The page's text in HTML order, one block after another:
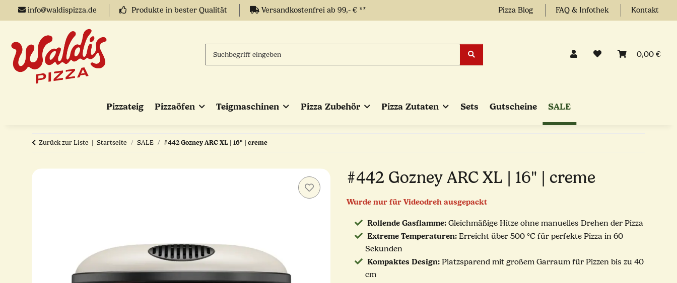
info@waldispizza.de Produkte in bester Qualität Versandkostenfrei ab 99,- € ** Pizza Blog FAQ & Infothek Kontakt
0,00 €
Pizzateig Pizzaöfen Teigmaschinen Pizza Zubehör Pizza Zutaten Sets Gutscheine SALE
Zurück zur Liste Startseite SALE #442 Gozney ARC XL | 16" | creme
#442 Gozney ARC XL | 16" | creme
Wurde nur für Videodreh ausgepackt
Rollende Gasflamme:Gleichmäßige Hitze ohne manuelles Drehen der Pizza
Extreme Temperaturen:Erreicht über 500 °C für perfekte Pizza in 60
Sekunden
Kompaktes Design:Platzsparend mit großem Garraum für Pizzen bis zu 40
cm